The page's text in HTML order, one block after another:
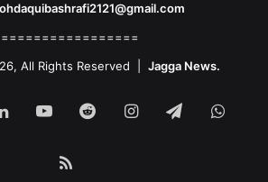
All Rights Reserved | Jagga News.
LinkedInYouTubeRedditInstagram
Telegram
RSS